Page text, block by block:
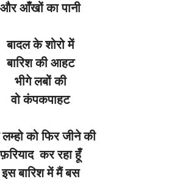
और आँखों का पानी
बादल के शोरो में
बारिश की आहट
भीगे लबों की
वो कंपकपाहट
को फिर जीने की
फ़रियाद कर रहा हूँ
इस बारिश में मैं बस